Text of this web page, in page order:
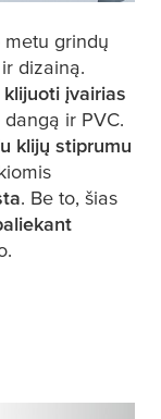
grindų
dizainą.
klijuoti įvairias
ir PVC.
klijų stiprumu
. Be to, šias